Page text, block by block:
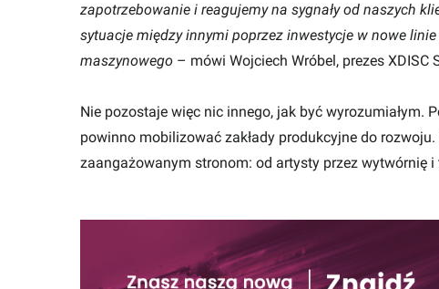
zapotrzebowanie i reagujemy na sygnały od naszych
sytuacje między innymi poprzez inwestycje w nowe
maszynowego – mówi Wojciech Wróbel, prezes XDISC
Nie pozostaje więc nic innego, jak być wyrozumiałym.
powinno mobilizować zakłady produkcyjne do
zaangażowanym stronom: od artysty przez wytwórnię i